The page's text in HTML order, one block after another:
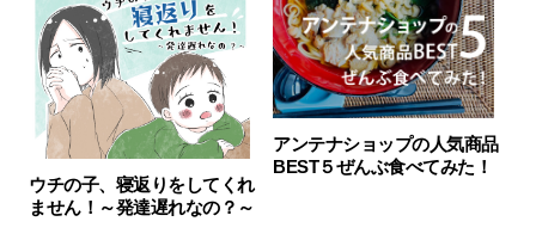
ウチの子、寝返りをしてくれ
ません！～発達遅れなの？～
アンテナショップの人気商品
BEST５ぜんぶ食べてみた！